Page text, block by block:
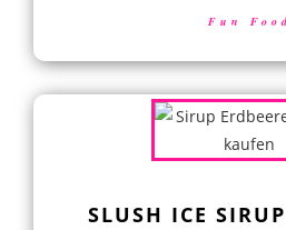
Fun Food
SLUSH ICE